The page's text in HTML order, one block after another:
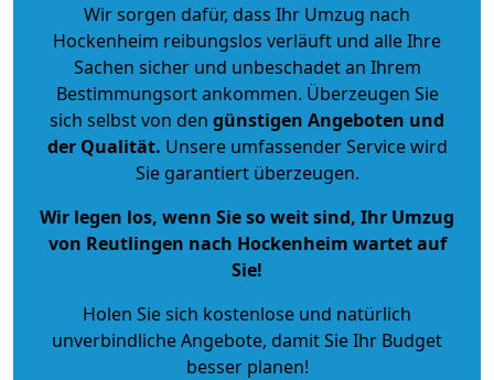
Wir sorgen dafür, dass Ihr Umzug nach
Hockenheim reibungslos verläuft und alle Ihre
Sachen sicher und unbeschadet an Ihrem
Bestimmungsort ankommen. Überzeugen Sie
sich selbst von den günstigen Angeboten und
der Qualität. Unsere umfassender Service wird
Sie garantiert überzeugen.
Wir legen los, wenn Sie so weit sind, Ihr Umzug
von Reutlingen nach Hockenheim wartet auf
Sie!
Holen Sie sich kostenlose und natürlich
unverbindliche Angebote, damit Sie Ihr Budget
besser planen!